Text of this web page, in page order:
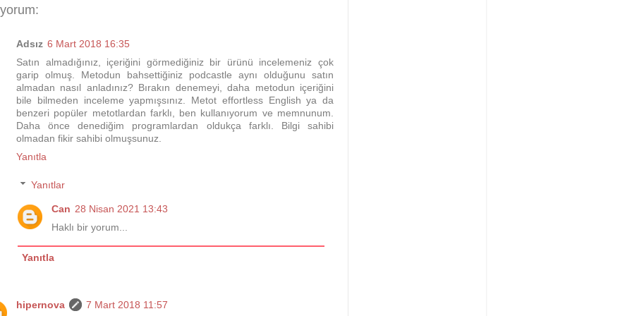
Adsız 6 Mart 2018 16:35
Satın almadığınız, içeriğini görmediğiniz bir ürünü incelemeniz çok
garip olmuş. Metodun bahsettiğiniz podcastle aynı olduğunu satın
almadan nasıl anladınız? Bırakın denemeyi, daha metodun içeriğini
bile bilmeden inceleme yapmışsınız. Metot effortless English ya da
benzeri popüler metotlardan farklı, ben kullanıyorum ve memnunum.
Daha önce denediğim programlardan oldukça farklı. Bilgi sahibi
olmadan fikir sahibi olmuşsunuz.
Yanıtla
Yanıtlar
Can 28 Nisan 2021 13:43
Haklı bir yorum...
Yanıtla
hipernova 7 Mart 2018 11:57